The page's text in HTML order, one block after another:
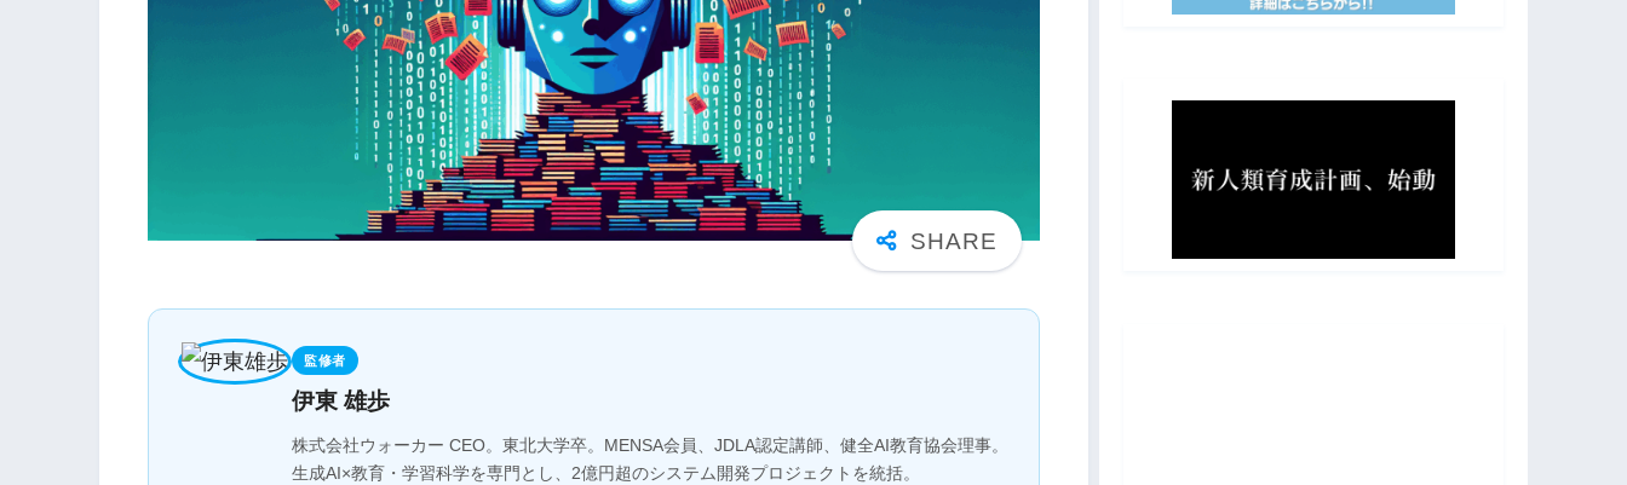
監修者
伊東 雄歩
株式会社ウォーカー CEO。東北大学卒。MENSA会員、JDLA認定講師、健全AI教育協会理事。
生成AI×教育・学習科学を専門とし、2億円超のシステム開発プロジェクトを統括。